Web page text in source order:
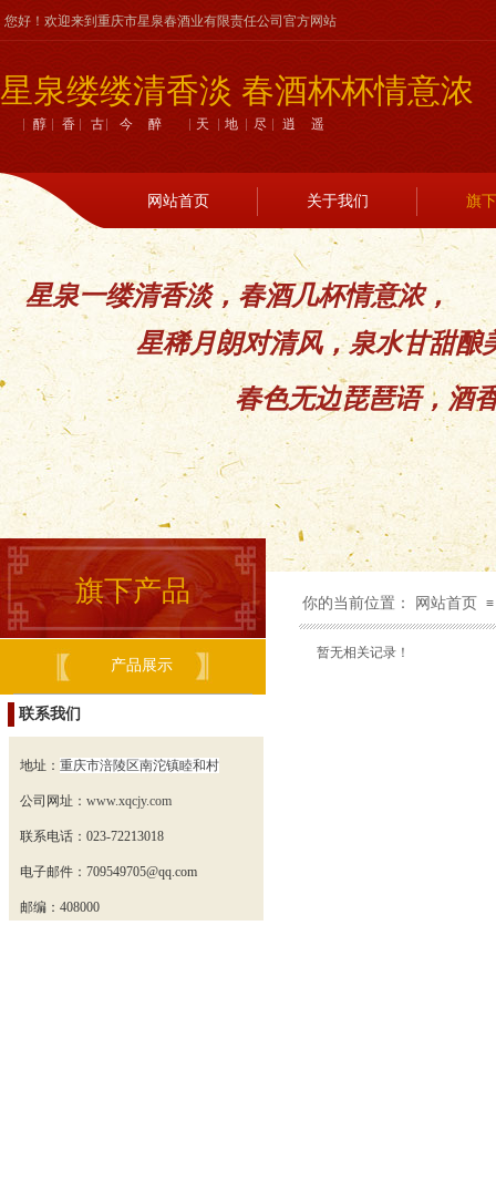
您好！欢迎来到重庆市星泉春酒业有限责任公司官方网站
星泉缕缕清香淡 春酒杯杯情意浓
醇香古今醉 天地尽逍遥
星泉一缕清香淡，春酒几杯情意浓，
星稀月朗对清风，泉水甘甜酿
春色无边琵琶语，酒
网站首页 关于我们 旗
旗下产品 你的当前位置： 网站首页 ≡
产品展示
暂无相关记录！
联系我们
地址： 重庆市涪陵区南沱镇睦和村
公司网址： www.xqcjy.com
联系电话：023-72213018
电子邮件： 709549705@qq.com
邮编：408000